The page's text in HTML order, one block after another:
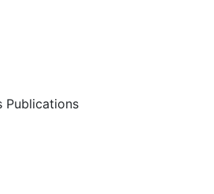
Publications